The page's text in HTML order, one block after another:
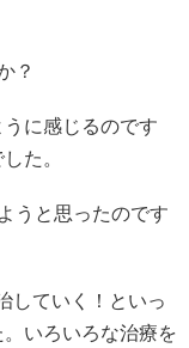
？
に感じるのです
た。
うと思ったのです
していく！といっ
いろいろな治療を